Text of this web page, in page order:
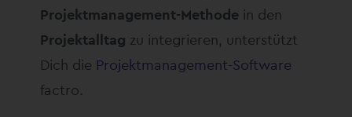
Projektmanagement-Methode in den
Projektalltag zu integrieren, unterstützt
Dich die Projektmanagement-Software
factro.